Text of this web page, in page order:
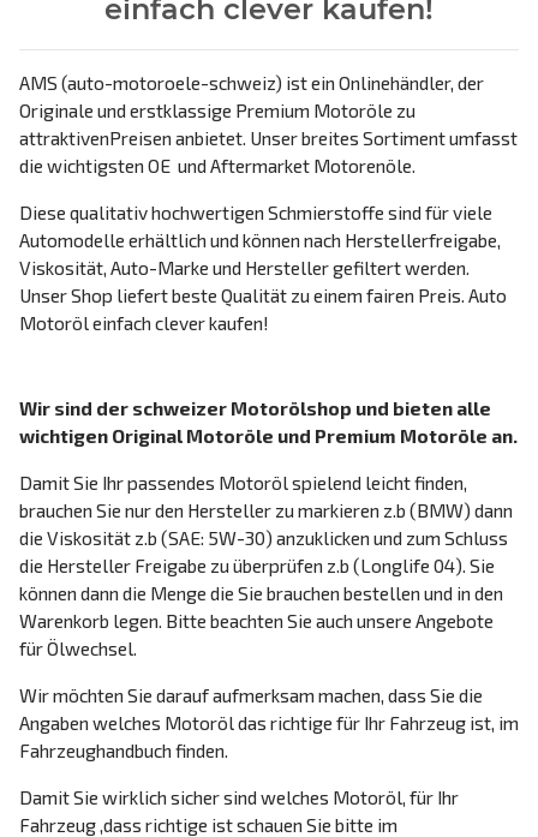
einfach clever kaufen!
AMS (auto-motoroele-schweiz) ist ein Onlinehändler, der
Originale und erstklassige Premium Motoröle zu
attraktivenPreisen anbietet. Unser breites Sortiment umfasst
die wichtigsten OE und Aftermarket Motorenöle.
Diese qualitativ hochwertigen Schmierstoffe sind für viele
Automodelle erhältlich und können nach Herstellerfreigabe,
Viskosität, Auto-Marke und Hersteller gefiltert werden.
Unser Shop liefert beste Qualität zu einem fairen Preis. Auto
Motoröl einfach clever kaufen!
Wir sind der schweizer Motorölshop und bieten alle
wichtigen Original Motoröle und Premium Motoröle an.
Damit Sie Ihr passendes Motoröl spielend leicht finden,
brauchen Sie nur den Hersteller zu markieren z.b (BMW) dann
die Viskosität z.b (SAE: 5W-30) anzuklicken und zum Schluss
die Hersteller Freigabe zu überprüfen z.b (Longlife 04). Sie
können dann die Menge die Sie brauchen bestellen und in den
Warenkorb legen. Bitte beachten Sie auch unsere Angebote
für Ölwechsel.
Wir möchten Sie darauf aufmerksam machen, dass Sie die
Angaben welches Motoröl das richtige für Ihr Fahrzeug ist, im
Fahrzeughandbuch finden.
Damit Sie wirklich sicher sind welches Motoröl, für Ihr
Fahrzeug ,dass richtige ist schauen Sie bitte im